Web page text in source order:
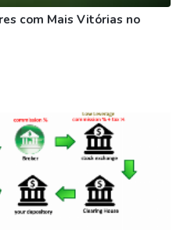
com Mais Vitórias no